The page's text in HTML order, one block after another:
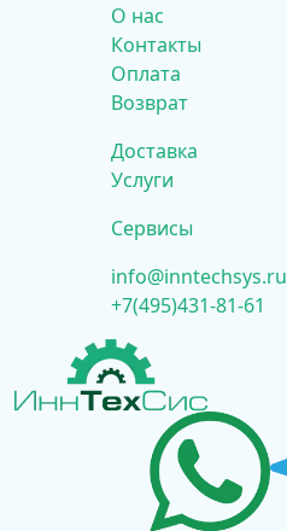
О нас
Контакты
Оплата
Возврат
Доставка
Услуги
Сервисы
info@inntechsys.ru
+7(495)431-81-61